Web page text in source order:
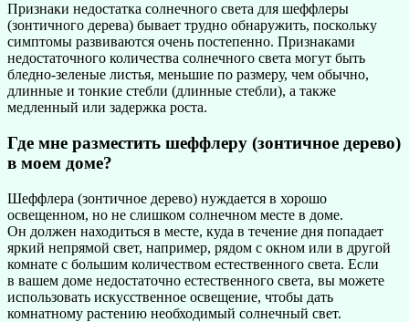
Признаки недостатка солнечного света для шеффлеры
(зонтичного дерева) бывает трудно обнаружить, поскольку
симптомы развиваются очень постепенно. Признаками
недостаточного количества солнечного света могут быть
бледно-зеленые листья, меньшие по размеру, чем обычно,
длинные и тонкие стебли (длинные стебли), а также
медленный или задержка роста.
Где мне разместить шеффлеру (зонтичное дерево)
в моем доме?
Шеффлера (зонтичное дерево) нуждается в хорошо
освещенном, но не слишком солнечном месте в доме.
Он должен находиться в месте, куда в течение дня попадает
яркий непрямой свет, например, рядом с окном или в другой
комнате с большим количеством естественного света. Если
в вашем доме недостаточно естественного света, вы можете
использовать искусственное освещение, чтобы дать
комнатному растению необходимый солнечный свет.